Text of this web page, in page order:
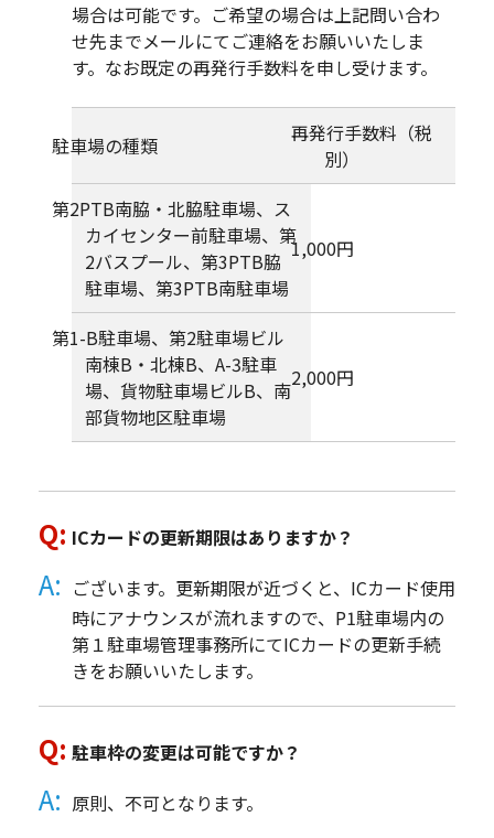
場合は可能です。ご希望の場合は上記問い合わ
せ先までメールにてご連絡をお願いいたしま
す。なお既定の再発行手数料を申し受けます。
駐車場の種類
再発行手数料（税
別）
第2PTB南脇・北脇駐車場、ス
カイセンター前駐車場、第
2バスプール、第3PTB脇
駐車場、第3PTB南駐車場
1,000円
第1-B駐車場、第2駐車場ビル
南棟B・北棟B、A-3駐車
場、貨物駐車場ビルB、南
部貨物地区駐車場
2,000円
ICカードの更新期限はありますか？
ございます。更新期限が近づくと、ICカード使用
時にアナウンスが流れますので、P1駐車場内の
第１駐車場管理事務所にてICカードの更新手続
きをお願いいたします。
駐車枠の変更は可能ですか？
原則、不可となります。